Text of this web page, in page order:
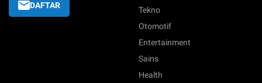
DAFTAR
Tekno
Otomotif
Entertainment
Sains
Health